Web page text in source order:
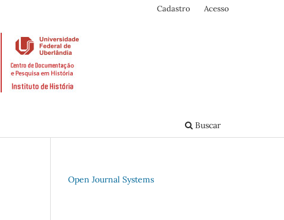
Buscar
Cadastro Acesso
Open Journal Systems